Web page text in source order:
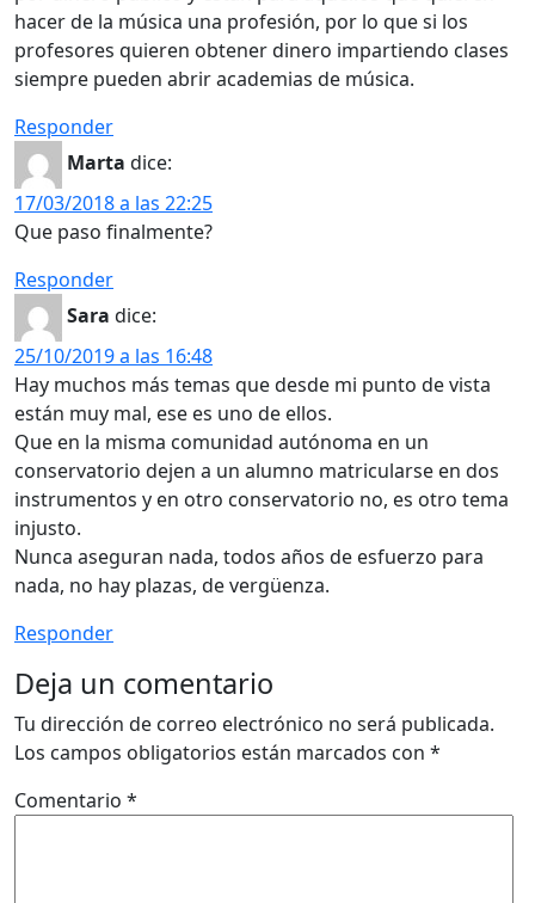
hacer de la música una profesión, por lo que si los
profesores quieren obtener dinero impartiendo clases
siempre pueden abrir academias de música.
Responder
Marta dice:
17/03/2018 a las 22:25
Que paso finalmente?
Responder
Sara dice:
25/10/2019 a las 16:48
Hay muchos más temas que desde mi punto de vista
están muy mal, ese es uno de ellos.
Que en la misma comunidad autónoma en un
conservatorio dejen a un alumno matricularse en dos
instrumentos y en otro conservatorio no, es otro tema
injusto.
Nunca aseguran nada, todos años de esfuerzo para
nada, no hay plazas, de vergüenza.
Responder
Deja un comentario
Tu dirección de correo electrónico no será publicada.
Los campos obligatorios están marcados con *
Comentario *